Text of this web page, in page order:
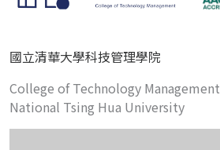
國立清華大學科技管理學院
College of Technology Management
National Tsing Hua University